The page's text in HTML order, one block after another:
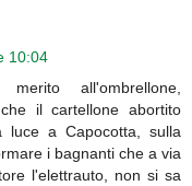
10:04
all'ombrellone,
il cartellone abortito
a Capocotta, sulla
i bagnanti che a via
l'elettrauto, non si sa